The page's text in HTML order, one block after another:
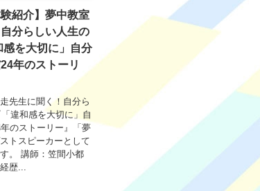
紹介】夢中教室
分らしい人生の
を大切に」自分
年のストーリ
先生に聞く！自分ら
違和感を大切に」自
のストーリー』「夢
トスピーカーとして
。 講師：笠間小都
歴...